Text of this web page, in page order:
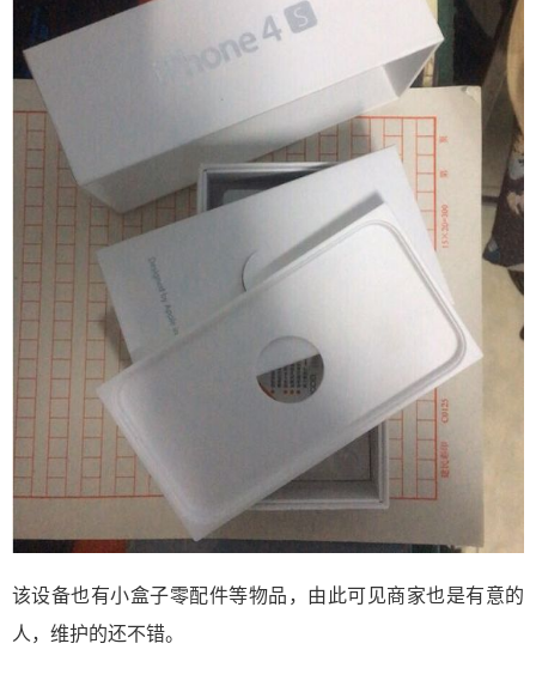
该设备也有小盒子零配件等物品，由此可见商家也是有意的
人，维护的还不错。